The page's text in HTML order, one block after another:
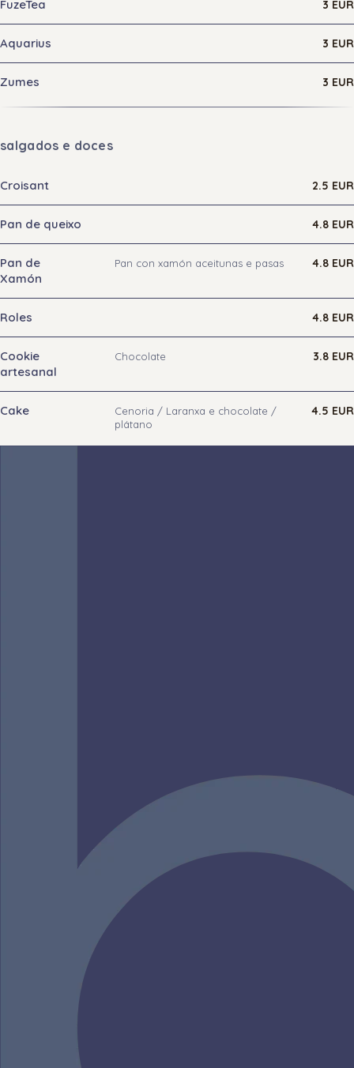
FuzeTea 3 EUR
Aquarius 3 EUR
Zumes 3 EUR
salgados e doces
Croisant 2.5 EUR
Pan de queixo 4.8 EUR
Pan de
Xamón
Pan con xamón aceitunas e pasas 4.8 EUR
Roles 4.8 EUR
Cookie
artesanal
Chocolate 3.8 EUR
Cake
Cenoria / Laranxa e chocolate /
plátano
4.5 EUR